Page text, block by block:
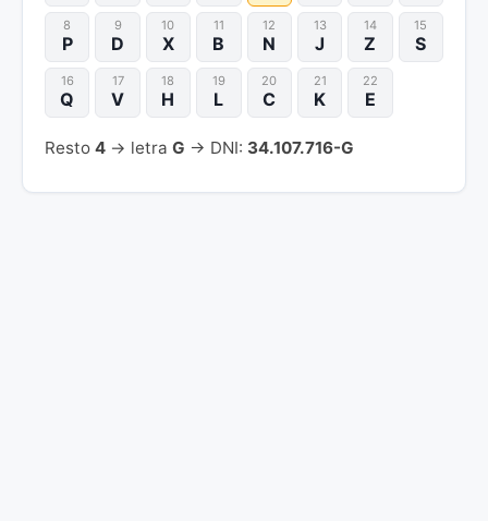
8
P
9
D
10
X
11
B
12
N
13
J
14
Z
15
S
16
Q
17
V
18
H
19
L
20
C
21
K
22
E
Resto 4 → letra G → DNI: 34.107.716-G